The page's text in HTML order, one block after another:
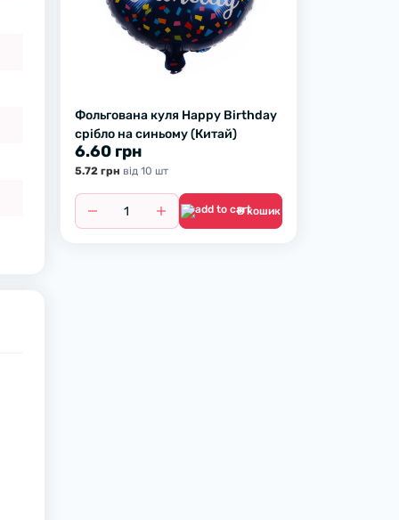
Фольгована куля Happy Birthday
срібло на синьому (Китай)
6.60 грн
5.72 грн вiд 10 шт
В кошик